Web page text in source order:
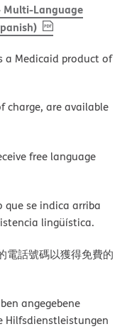
Multi-Language
, PDF(opens in new
a Medicaid product of
charge, are available
free language
que se indica arriba
lingüística.
電話號碼以獲得免費的
angegebene
Hilfsdienstleistungen